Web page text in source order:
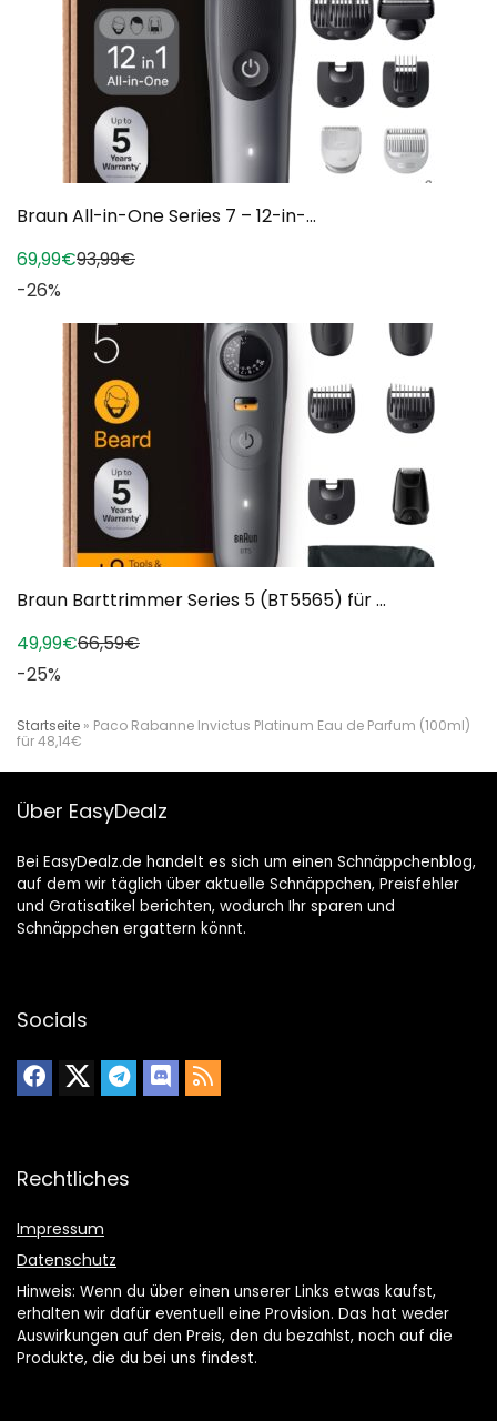
Braun All-in-One Series 7 – 12-in-...
69,99€93,99€
-26%
Braun Barttrimmer Series 5 (BT5565) für ...
49,99€66,59€
-25%
Startseite » Paco Rabanne Invictus Platinum Eau de Parfum (100ml)
für 48,14€
Über EasyDealz
Bei EasyDealz.de handelt es sich um einen Schnäppchenblog,
auf dem wir täglich über aktuelle Schnäppchen, Preisfehler
und Gratisatikel berichten, wodurch Ihr sparen und
Schnäppchen ergattern könnt.
Socials
Rechtliches
Impressum
Datenschutz
Hinweis: Wenn du über einen unserer Links etwas kaufst,
erhalten wir dafür eventuell eine Provision. Das hat weder
Auswirkungen auf den Preis, den du bezahlst, noch auf die
Produkte, die du bei uns findest.